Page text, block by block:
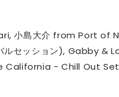
小島大介 from Port of
セッション), Gabby &
California - Chill Out